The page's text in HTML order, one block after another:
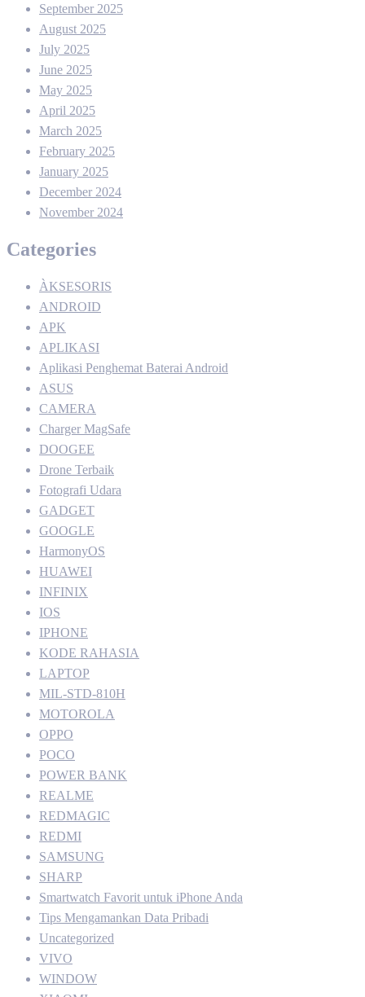
September 2025
August 2025
July 2025
June 2025
May 2025
April 2025
March 2025
February 2025
January 2025
December 2024
November 2024
Categories
ÀKSESORIS
ANDROID
APK
APLIKASI
Aplikasi Penghemat Baterai Android
ASUS
CAMERA
Charger MagSafe
DOOGEE
Drone Terbaik
Fotografi Udara
GADGET
GOOGLE
HarmonyOS
HUAWEI
INFINIX
IOS
IPHONE
KODE RAHASIA
LAPTOP
MIL-STD-810H
MOTOROLA
OPPO
POCO
POWER BANK
REALME
REDMAGIC
REDMI
SAMSUNG
SHARP
Smartwatch Favorit untuk iPhone Anda
Tips Mengamankan Data Pribadi
Uncategorized
VIVO
WINDOW